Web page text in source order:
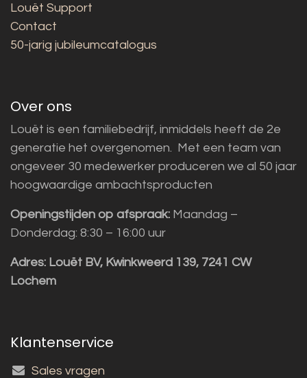
Louët Support
Contact
50-jarig jubileumcatalogus
Over ons
Louët is een familiebedrijf, inmiddels heeft de 2e
generatie het overgenomen. Met een team van
ongeveer 30 medewerker produceren we al 50 jaar
hoogwaardige ambachtsproducten
Openingstijden op afspraak: Maandag –
Donderdag: 8:30 – 16:00 uur
Adres: Louët BV, Kwinkweerd 139, 7241 CW
Lochem
Klantenservice
Sales vragen